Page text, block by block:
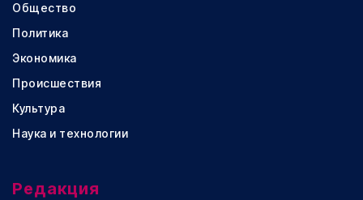
Общество
Политика
Экономика
Происшествия
Культура
Наука и технологии
Редакция